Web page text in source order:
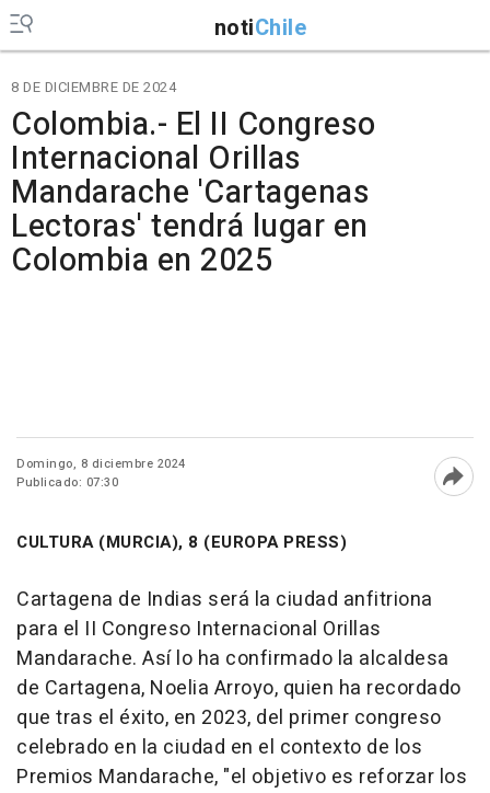
notiChile
8 DE DICIEMBRE DE 2024
Colombia.- El II Congreso
Internacional Orillas
Mandarache 'Cartagenas
Lectoras' tendrá lugar en
Colombia en 2025
Domingo, 8 diciembre 2024
Publicado: 07:30
CULTURA (MURCIA), 8 (EUROPA PRESS)
Cartagena de Indias será la ciudad anfitriona
para el II Congreso Internacional Orillas
Mandarache. Así lo ha confirmado la alcaldesa
de Cartagena, Noelia Arroyo, quien ha recordado
que tras el éxito, en 2023, del primer congreso
celebrado en la ciudad en el contexto de los
Premios Mandarache, "el objetivo es reforzar los